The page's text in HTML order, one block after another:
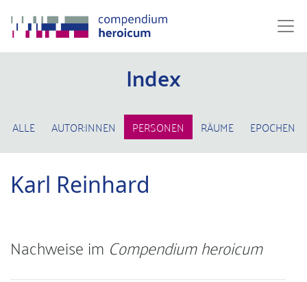
Index
ALLE AUTOR:INNEN PERSONEN RÄUME EPOCHEN
Karl Reinhard
Nachweise im Compendium heroicum